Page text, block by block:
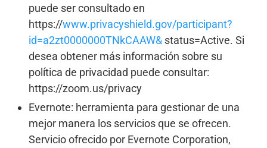
puede ser consultado en
https://www.privacyshield.gov/participant?
id=a2zt0000000TNkCAAW& status=Active. Si
desea obtener más información sobre su
política de privacidad puede consultar:
https://zoom.us/privacy
Evernote: herramienta para gestionar de una
mejor manera los servicios que se ofrecen.
Servicio ofrecido por Evernote Corporation,